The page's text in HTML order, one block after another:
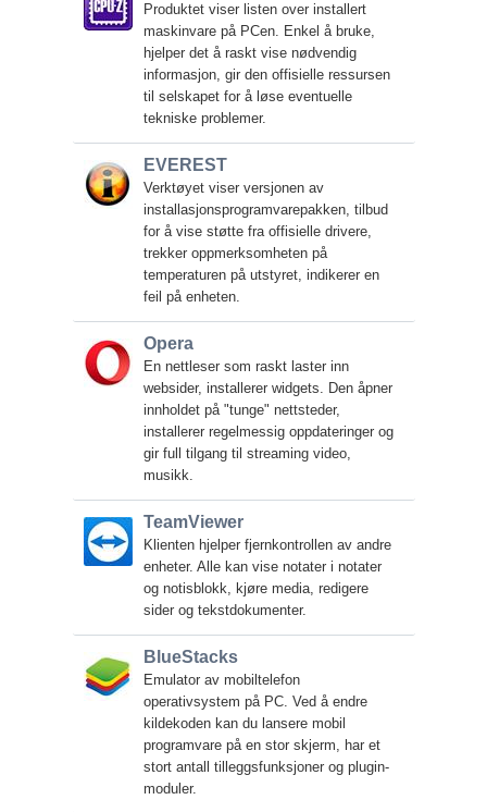
Produktet viser listen over installert
maskinvare på PCen. Enkel å bruke,
hjelper det å raskt vise nødvendig
informasjon, gir den offisielle ressursen
til selskapet for å løse eventuelle
tekniske problemer.
EVEREST
Verktøyet viser versjonen av
installasjonsprogramvarepakken, tilbud
for å vise støtte fra offisielle drivere,
trekker oppmerksomheten på
temperaturen på utstyret, indikerer en
feil på enheten.
Opera
En nettleser som raskt laster inn
websider, installerer widgets. Den åpner
innholdet på "tunge" nettsteder,
installerer regelmessig oppdateringer og
gir full tilgang til streaming video,
musikk.
TeamViewer
Klienten hjelper fjernkontrollen av andre
enheter. Alle kan vise notater i notater
og notisblokk, kjøre media, redigere
sider og tekstdokumenter.
BlueStacks
Emulator av mobiltelefon
operativsystem på PC. Ved å endre
kildekoden kan du lansere mobil
programvare på en stor skjerm, har et
stort antall tilleggsfunksjoner og plugin-
moduler.